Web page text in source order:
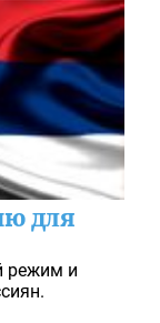
для
режим и